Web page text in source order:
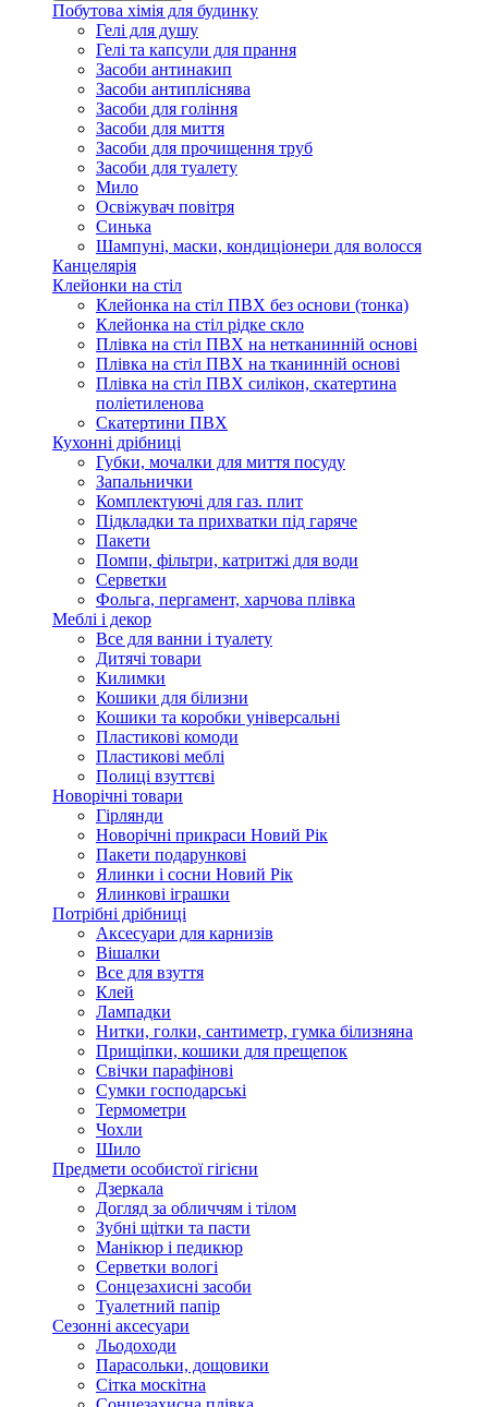
Побутова хімія для будинку
Гелі для душу
Гелі та капсули для прання
Засоби антинакип
Засоби антипліснява
Засоби для гоління
Засоби для миття
Засоби для прочищення труб
Засоби для туалету
Мило
Освіжувач повітря
Синька
Шампуні, маски, кондиціонери для волосся
Канцелярія
Клейонки на стіл
Клейонка на стіл ПВХ без основи (тонка)
Клейонка на стіл рідке скло
Плівка на стіл ПВХ на нетканинній основі
Плівка на стіл ПВХ на тканинній основі
Плівка на стіл ПВХ силікон, скатертина
поліетиленова
Скатертини ПВХ
Кухонні дрібниці
Губки, мочалки для миття посуду
Запальнички
Комплектуючі для газ. плит
Підкладки та прихватки під гаряче
Пакети
Помпи, фільтри, катритжі для води
Серветки
Фольга, пергамент, харчова плівка
Меблі і декор
Все для ванни і туалету
Дитячі товари
Килимки
Кошики для білизни
Кошики та коробки універсальні
Пластикові комоди
Пластикові меблі
Полиці взуттєві
Новорічні товари
Гірлянди
Новорічні прикраси Новий Рік
Пакети подарункові
Ялинки і сосни Новий Рік
Ялинкові іграшки
Потрібні дрібниці
Аксесуари для карнизів
Вішалки
Все для взуття
Клей
Лампадки
Нитки, голки, сантиметр, гумка білизняна
Прищіпки, кошики для прещепок
Свічки парафінові
Сумки господарські
Термометри
Чохли
Шило
Предмети особистої гігієни
Дзеркала
Догляд за обличчям і тілом
Зубні щітки та пасти
Манікюр і педикюр
Серветки вологі
Сонцезахисні засоби
Туалетний папір
Сезонні аксесуари
Льодоходи
Парасольки, дощовики
Сітка москітна